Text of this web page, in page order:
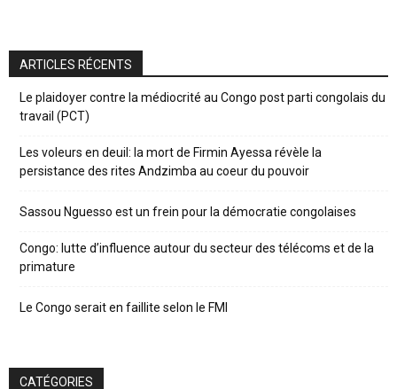
ARTICLES RÉCENTS
Le plaidoyer contre la médiocrité au Congo post parti congolais du
travail (PCT)
Les voleurs en deuil: la mort de Firmin Ayessa révèle la
persistance des rites Andzimba au coeur du pouvoir
Sassou Nguesso est un frein pour la démocratie congolaises
Congo: lutte d’influence autour du secteur des télécoms et de la
primature
Le Congo serait en faillite selon le FMI
CATÉGORIES